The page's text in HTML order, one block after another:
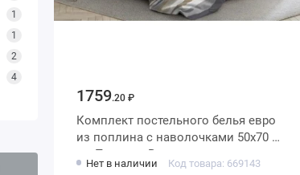
1
1
2
4
1759.20 ₽
Комплект постельного белья евро
из поплина с наволочками 50х70 2
шт Полоска Веселина
Нет в наличии Код товара: 669143